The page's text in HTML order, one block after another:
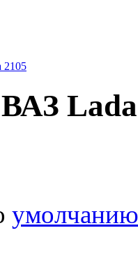
2105
умолчанию